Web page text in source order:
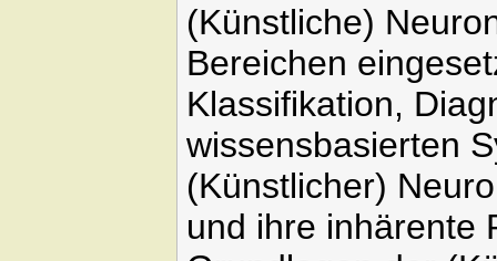
(Künstliche)
Bereichen
Klassifikation,
wissensbasierten
(Künstlicher)
und ihre inhärente